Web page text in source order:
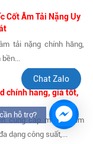
Cốt Âm Tải Nặng Uy
tải nặng chính hãng,
bền...
chính hãng, giá tốt,
cung cấp motor giảm
dạng công suất,...
Chat Zalo
hỗ trợ?